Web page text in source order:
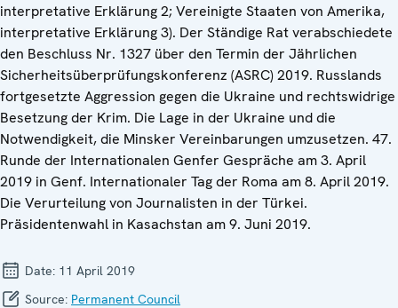
interpretative Erklärung 2; Vereinigte Staaten von Amerika,
interpretative Erklärung 3). Der Ständige Rat verabschiedete
den Beschluss Nr. 1327 über den Termin der Jährlichen
Sicherheitsüberprüfungskonferenz (ASRC) 2019. Russlands
fortgesetzte Aggression gegen die Ukraine und rechtswidrige
Besetzung der Krim. Die Lage in der Ukraine und die
Notwendigkeit, die Minsker Vereinbarungen umzusetzen. 47.
Runde der Internationalen Genfer Gespräche am 3. April
2019 in Genf. Internationaler Tag der Roma am 8. April 2019.
Die Verurteilung von Journalisten in der Türkei.
Präsidentenwahl in Kasachstan am 9. Juni 2019.
Date: 11 April 2019
Source: Permanent Council